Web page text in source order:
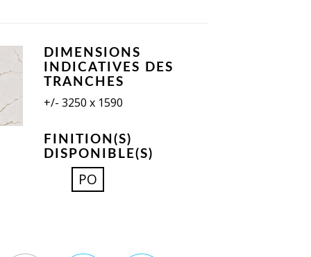
DIMENSIONS
INDICATIVES DES
TRANCHES
+/- 3250 x 1590
FINITION(S)
DISPONIBLE(S)
PO